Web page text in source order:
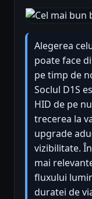
Alegerea
poate face
pe timp de
Soclul D1S
HID de pe
trecerea la
upgrade
vizibilitate.
mai
fluxului
duratei de